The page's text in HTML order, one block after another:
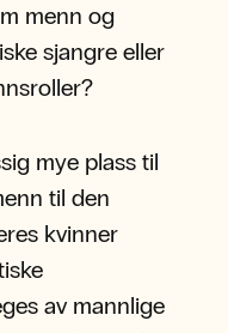
menn og
sjangre eller
mye plass til
til den
kvinner
av mannlige